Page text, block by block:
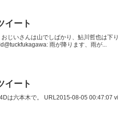
イート
じいさんは山でしばかり、鮎川哲也は下
雨が降ります、雨が...
イート
は六本木で。 URL2015-08-05 00:47:07